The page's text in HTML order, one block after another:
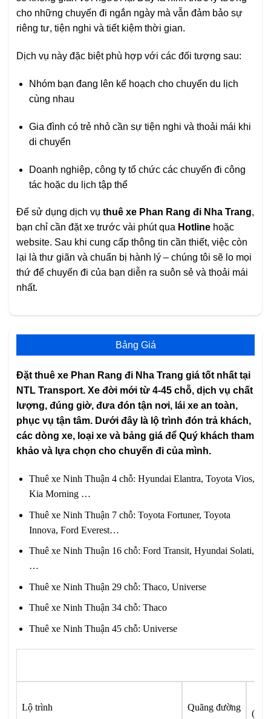
cho những chuyến đi ngắn ngày mà vẫn đảm bảo sự
riêng tư, tiện nghi và tiết kiệm thời gian.
Dịch vụ này đặc biệt phù hợp với các đối tượng sau:
Nhóm bạn đang lên kế hoạch cho chuyến du lịch
cùng nhau
Gia đình có trẻ nhỏ cần sự tiện nghi và thoải mái khi
di chuyển
Doanh nghiệp, công ty tổ chức các chuyến đi công
tác hoặc du lịch tập thể
Để sử dụng dịch vụ thuê xe Phan Rang đi Nha Trang,
bạn chỉ cần đặt xe trước vài phút qua Hotline hoặc
website. Sau khi cung cấp thông tin cần thiết, việc còn
lại là thư giãn và chuẩn bị hành lý – chúng tôi sẽ lo mọi
thứ để chuyến đi của bạn diễn ra suôn sẻ và thoải mái
nhất.
Bảng Giá
Đặt thuê xe Phan Rang đi Nha Trang giá tốt nhất tại
NTL Transport. Xe đời mới từ 4-45 chỗ, dịch vụ chất
lượng, đúng giờ, đưa đón tận nơi, lái xe an toàn,
phục vụ tận tâm. Dưới đây là lộ trình đón trả khách,
các dòng xe, loại xe và bảng giá để Quý khách tham
khảo và lựa chọn cho chuyến đi của mình.
Thuê xe Ninh Thuận 4 chỗ: Hyundai Elantra, Toyota Vios,
Kia Morning …
Thuê xe Ninh Thuận 7 chỗ: Toyota Fortuner, Toyota
Innova, Ford Everest…
Thuê xe Ninh Thuận 16 chỗ: Ford Transit, Hyundai Solati,
…
Thuê xe Ninh Thuận 29 chỗ: Thaco, Universe
Thuê xe Ninh Thuận 34 chỗ: Thaco
Thuê xe Ninh Thuận 45 chỗ: Universe
Lộ trình Quãng đường